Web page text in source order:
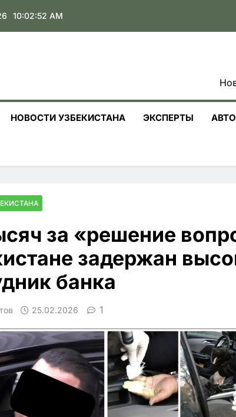
10:02:54 AM
НОВОСТИ УЗБЕКИСТАНА ЭКСПЕРТЫ АВТО
за «решение
задержан
банка
25.02.2026 1